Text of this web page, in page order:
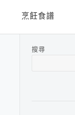
烹飪食譜
搜尋